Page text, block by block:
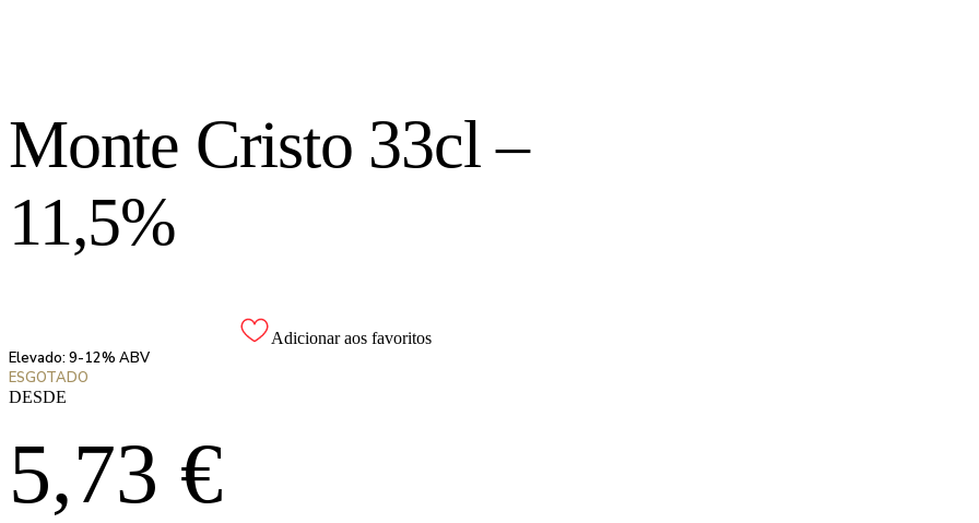
Monte Cristo 33cl –
11,5%
Adicionar aos favoritos
Elevado: 9-12% ABV
ESGOTADO
DESDE
5,73 €